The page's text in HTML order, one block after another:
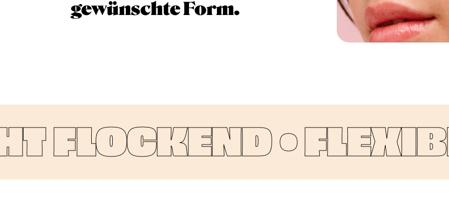
gewünschte Form.
FLOCKEND •